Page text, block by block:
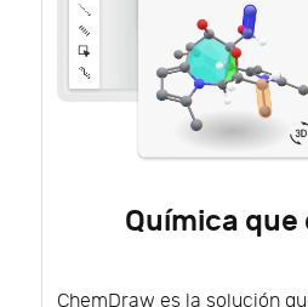
Química
ChemDraw es la solución